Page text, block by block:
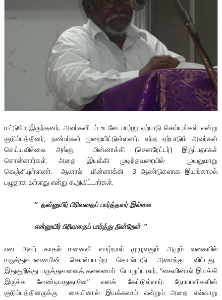
மட்டுமே இருந்தனர். அவர்களிடம் உடனே மாற்று ஏற்பாடு செய்யுங்கள் என்று
குடும்பத்தினர், நண்பர்கள் முறையிட்டுள்ளனர். எந்த ஏற்பாடும் அவர்கள்
செய்யவில்லை. அங்கு மின்னாக்கி (செனரேட்டர்) இருப்பதாகச்
சொன்னார்கள். அதை இயக்கி முடிந்தவரையில் முயலுமாறு
கெஞ்சியுள்ளனர். ஆனால் மின்னாக்கி 3 ஆண்டுகளாக இயங்காமல்
பழுதாக உள்ளது என்று கூறிவிட்டார்கள்.
“ தன்னுயிர் பிரிவதைப் பார்த்தவர் இல்லை
என்னுயிர் பிரிவதைப் பார்த்து நின்றேன் ”
என அவர் காதல் மனைவி வாழ்நாள் முழுவதும் அழும் வகையில்
மருத்துவமனயைின் செயல்பாடற்ற செயல்பாடு அமைந்து விட்டது.
இதுகுறித்து மருத்துவனைத் தலைமைப் பொறுப்பாளர், “கையினால் இயக்கி
இருக்க வேண்டியதுதானே” எனக் கேட்டுள்ளார். நோயாளிகளின்
குடும்பத்தினருக்கு கையினால் இயக்கலாம் என்றும் அதை எவ்வாறு